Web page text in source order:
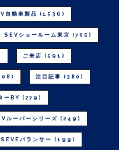
自動車製品 (1536)
SEVショールーム東京 (705)
ご来店 (591)
注目記事 (380)
ーBY (279)
ルーパーシリーズ (249)
SEVEバランサー (199)